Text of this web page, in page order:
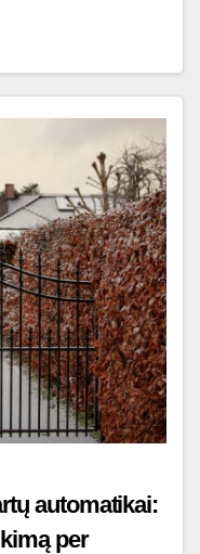
automatikai:
per